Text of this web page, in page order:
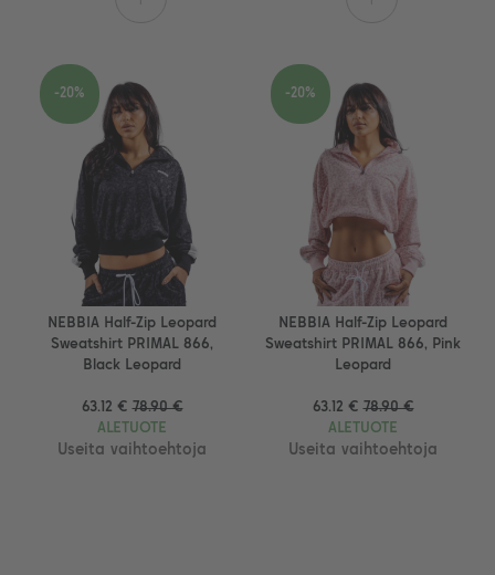
NEBBIA Half-Zip Leopard
Sweatshirt PRIMAL 866,
Black Leopard
63.12 € 78.90 €
ALETUOTE
Useita vaihtoehtoja
-20%
NEBBIA Half-Zip Leopard
Sweatshirt PRIMAL 866, Pink
Leopard
63.12 € 78.90 €
ALETUOTE
Useita vaihtoehtoja
-20%